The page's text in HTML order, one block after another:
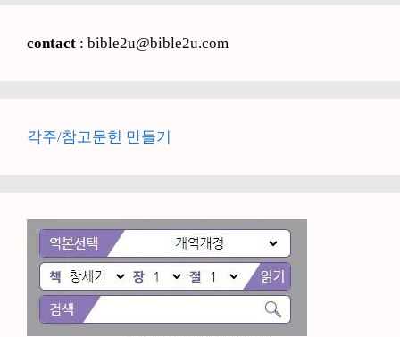
contact : bible2u@bible2u.com
각주/참고문헌 만들기